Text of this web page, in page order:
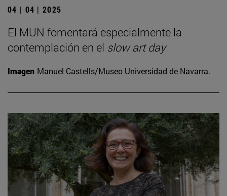
04 | 04 | 2025
El MUN fomentará especialmente la
contemplación en el slow art day
Imagen Manuel Castells/Museo Universidad de Navarra.